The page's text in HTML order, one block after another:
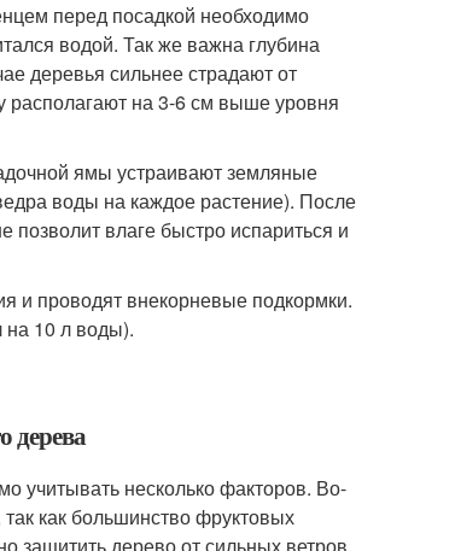
перед посадкой необходимо
водой. Так же важна глубина
деревья сильнее страдают от
располагают на 3-6 см выше уровня
ямы устраивают земляные
воды на каждое растение). После
влаге быстро испариться и
и проводят внекорневые подкормки.
на 10 л воды).
дерева
учитывать несколько факторов. Во-
как большинство фруктовых